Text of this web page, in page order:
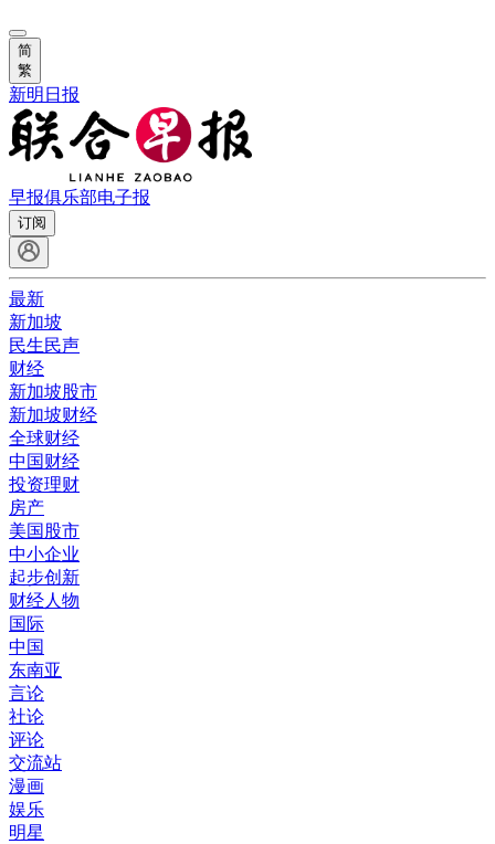
简
繁
新明日报
早报俱乐部电子报
订阅
最新
新加坡
民生民声
财经
新加坡股市
新加坡财经
全球财经
中国财经
投资理财
房产
美国股市
中小企业
起步创新
财经人物
国际
中国
东南亚
言论
社论
评论
交流站
漫画
娱乐
明星